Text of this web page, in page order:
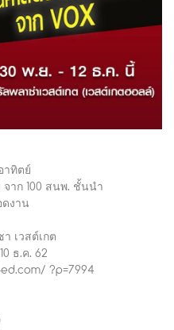
าทิตย์
จาก 100 สนพ. ชั้นนำ
งาน
เวสต์เกต
ธ.ค. 62
?p=7994